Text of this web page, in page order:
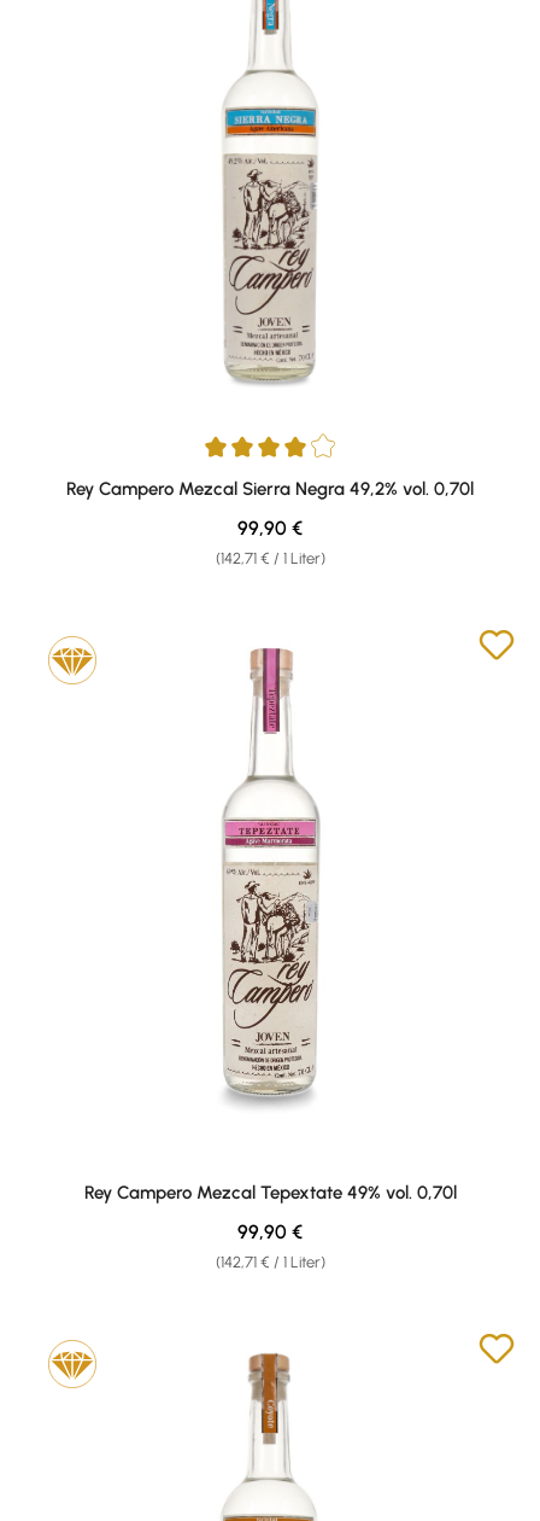
Durchschnittliche Bewertung von 4 von 5 Sternen
Rey Campero Mezcal Sierra Negra 49,2% vol. 0,70l
(142,71 € / 1 Liter)
Regulärer Preis:
99,90 €
Rey Campero Mezcal Tepextate 49% vol. 0,70l
(142,71 € / 1 Liter)
Regulärer Preis:
99,90 €